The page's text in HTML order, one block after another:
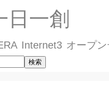
一創
Internet3 オープ